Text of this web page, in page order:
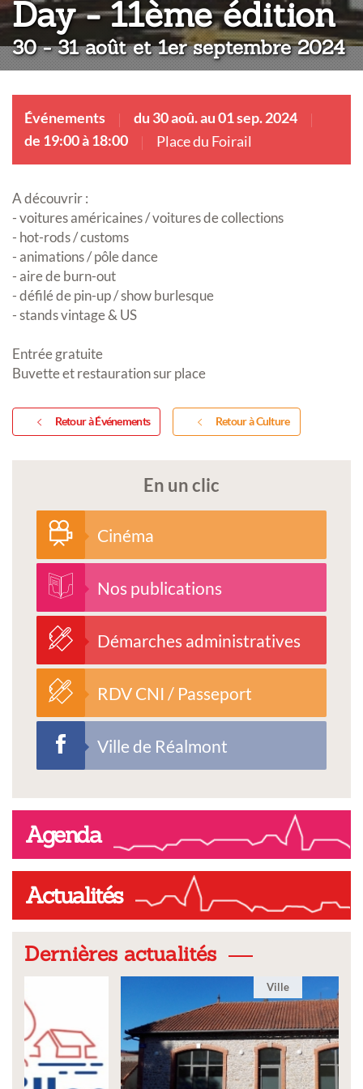
Day - 11ème édition:
30 - 31 août et 1er septembre 2024
Événements
du 30 aoû. au 01 sep. 2024
de 19:00 à 18:00
Place du Foirail
A découvrir :
- voitures américaines / voitures de collections
- hot-rods / customs
- animations / pôle dance
- aire de burn-out
- défilé de pin-up / show burlesque
- stands vintage & US
Entrée gratuite
Buvette et restauration sur place
Retour à Événements Retour à Culture
En un clic
Cinéma
Nos publications
Démarches administratives
RDV CNI / Passeport
Ville de Réalmont
Agenda
Actualités
Dernières actualités